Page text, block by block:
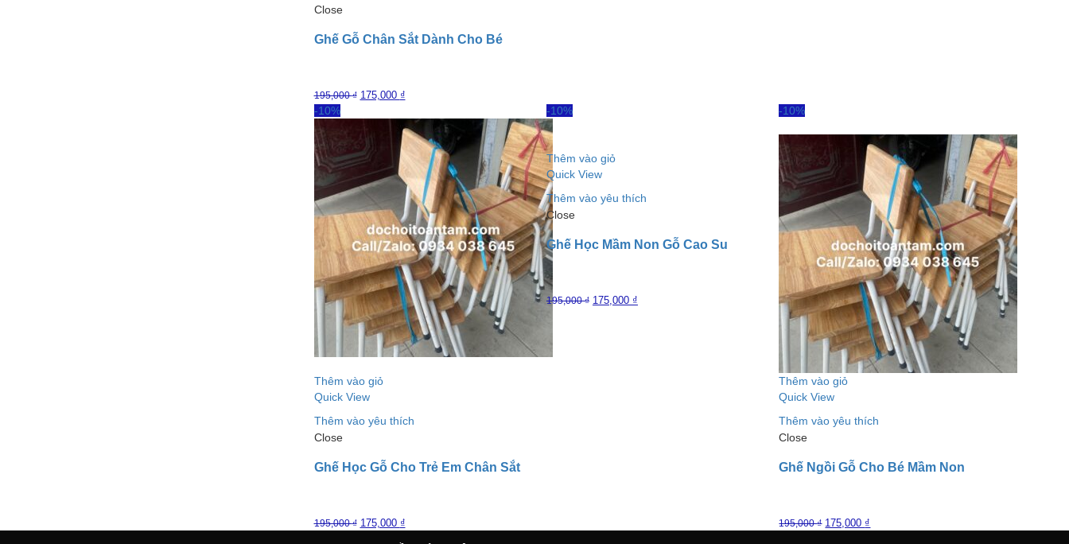
Close
Ghế Gỗ Chân Sắt Dành Cho Bé
195,000₫ 175,000 ₫
-10%
Thêm vào giỏ
Quick View
Thêm vào yêu thích
Close
Ghế Học Gỗ Cho Trẻ Em Chân Sắt
195,000₫ 175,000 ₫
-10%
Thêm vào giỏ
Quick View
Thêm vào yêu thích
Close
Ghế Học Mầm Non Gỗ Cao Su
195,000₫ 175,000 ₫
-10%
Thêm vào giỏ
Quick View
Thêm vào yêu thích
Close
Ghế Ngồi Gỗ Cho Bé Mầm Non
195,000₫ 175,000 ₫